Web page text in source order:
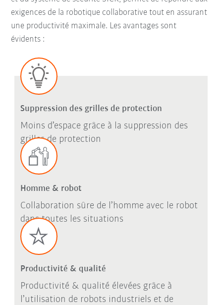
exigences de la robotique collaborative tout en assurant
une productivité maximale. Les avantages sont
évidents :
Suppression des grilles de protection
Moins d’espace grâce à la suppression des
grilles de protection
Homme & robot
Collaboration sûre de l’homme avec le robot
dans toutes les situations
Productivité & qualité
Productivité & qualité élevées grâce à
l’utilisation de robots industriels et de